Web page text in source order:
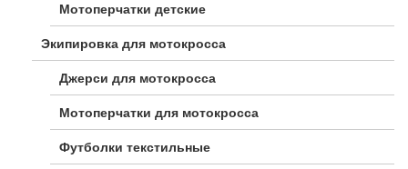
Мотоперчатки детские
Экипировка для мотокросса
Джерси для мотокросса
Мотоперчатки для мотокросса
Футболки текстильные